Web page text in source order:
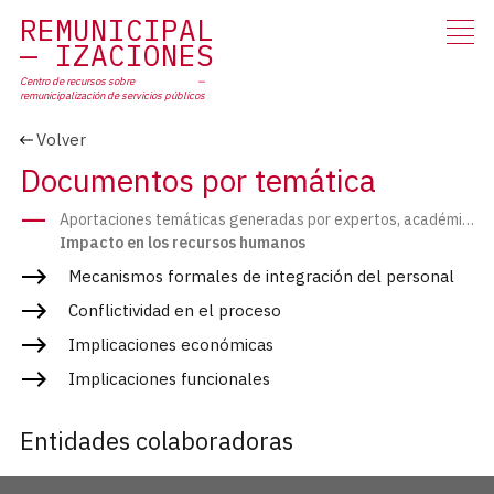
REMUNICIPAL
IZACIONES
Centro de recursos sobre
remunicipalizaciónde servicios públicos
Volver
Documentos por temática
Aportaciones temáticas generadas por expertos, académicos y profesionales
Impacto en los recursos humanos
Mecanismos formales de integración del personal
Conflictividad en el proceso
Implicaciones económicas
Implicaciones funcionales
Entidades colaboradoras